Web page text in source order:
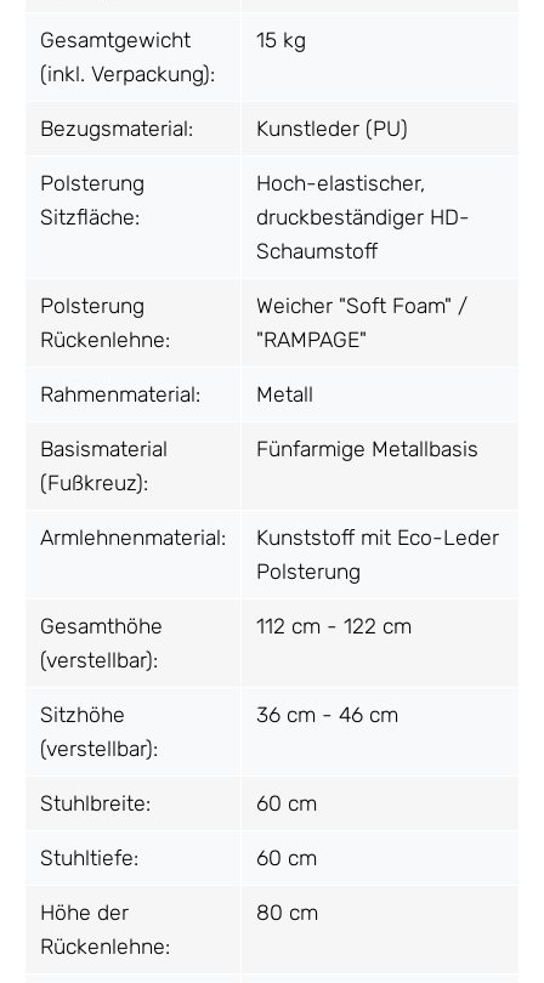
Gesamtgewicht
(inkl. Verpackung):
15 kg
Bezugsmaterial: Kunstleder (PU)
Polsterung
Sitzfläche:
Hoch-elastischer,
druckbeständiger HD-
Schaumstoff
Polsterung
Rückenlehne:
Weicher "Soft Foam" /
"RAMPAGE"
Rahmenmaterial: Metall
Basismaterial
(Fußkreuz):
Fünfarmige Metallbasis
Armlehnenmaterial:
Kunststoff mit Eco-Leder
Polsterung
Gesamthöhe
(verstellbar):
112 cm - 122 cm
Sitzhöhe
(verstellbar):
36 cm - 46 cm
Stuhlbreite: 60 cm
Stuhltiefe: 60 cm
Höhe der
Rückenlehne:
80 cm